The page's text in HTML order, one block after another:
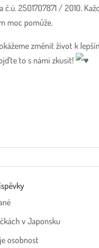
č.ú. 2501707871 / 2010.
moc pomůže.
změnit život k
to s námi zkusit!
v Japonsku
osobnost